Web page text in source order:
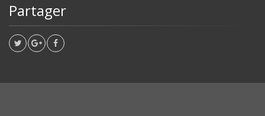
Partager